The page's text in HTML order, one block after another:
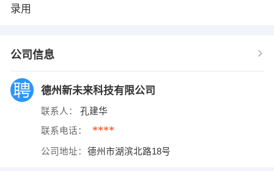
录用
公司信息
德州新未来科技有限公司
联系人： 孔建华
联系电话： ****
公司地址： 德州市湖滨北路18号